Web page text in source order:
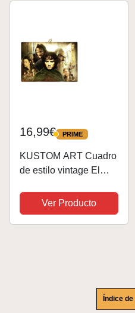
16,99€ PRIME
PRIME
KUSTOM ART Cuadro
de estilo vintage El
de colección,
impresión sobre
madera, para
Ver Producto
Índice de